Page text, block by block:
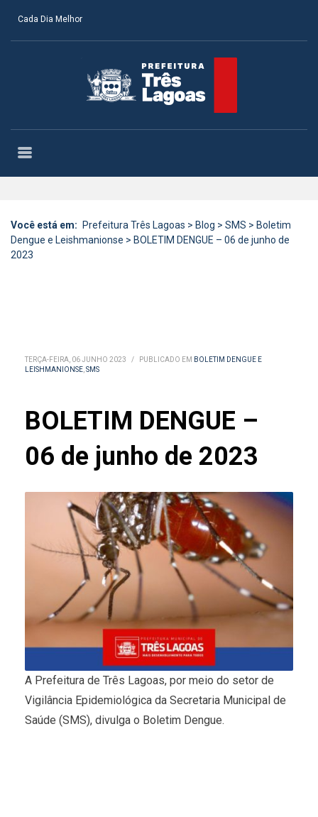
Cada Dia Melhor
Você está em: Prefeitura Três Lagoas > Blog > SMS > Boletim
Dengue e Leishmanionse > BOLETIM DENGUE – 06 de junho de
2023
TERÇA-FEIRA, 06 JUNHO 2023 / PUBLICADO EM BOLETIM DENGUE E
LEISHMANIONSE,SMS
BOLETIM DENGUE –
06 de junho de 2023
A Prefeitura de Três Lagoas, por meio do setor de
Vigilância Epidemiológica da Secretaria Municipal de
Saúde (SMS), divulga o Boletim Dengue.